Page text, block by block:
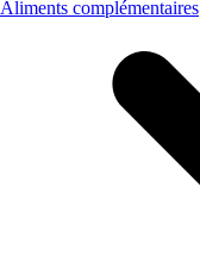
Aliments complémentaires